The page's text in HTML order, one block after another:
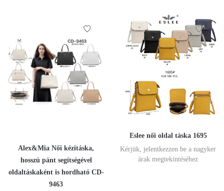
Alex&Mia Női kézitáska,
hosszú pánt segítségével
oldaltáskaként is hordható CD-
9463
Eslee női oldal táska 1695
Kérjük, jelentkezzen be a nagyker
árak megtekintéséhez